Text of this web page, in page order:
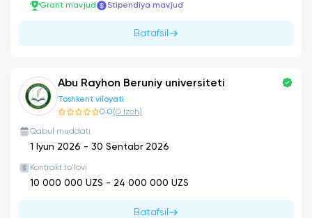
Grant mavjud Stipendiya mavjud
Batafsil
Abu Rayhon Beruniy universiteti
Toshkent viloyati
0.0(0 Izoh)
Qabul muddati
1 Iyun 2026 - 30 Sentabr 2026
Kontrakt to'lovi
10 000 000 UZS - 24 000 000 UZS
Batafsil